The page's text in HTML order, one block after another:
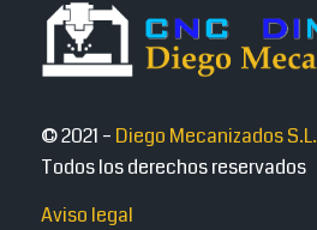
© 2021 – Diego Mecanizados S.L.
Todos los derechos reservados
Aviso legal